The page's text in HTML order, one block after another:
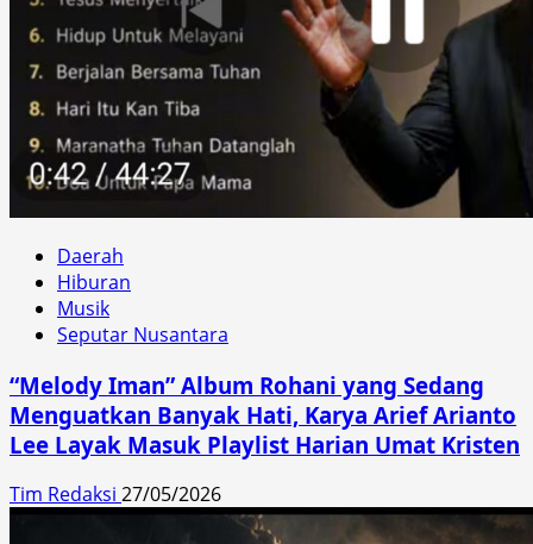
Daerah
Hiburan
Musik
Seputar Nusantara
“Melody Iman” Album Rohani yang Sedang
Menguatkan Banyak Hati, Karya Arief Arianto
Lee Layak Masuk Playlist Harian Umat Kristen
Tim Redaksi 27/05/2026